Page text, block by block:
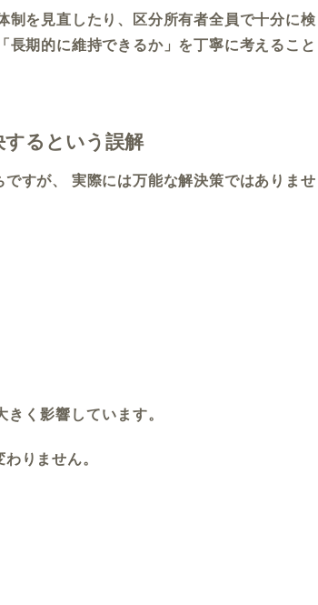
制を見直したり、区分所有者全員で十分に検
期的に維持できるか」を丁寧に考えること
るという誤解
すが、 実際には万能な解決策ではありませ
く影響しています。
りません。